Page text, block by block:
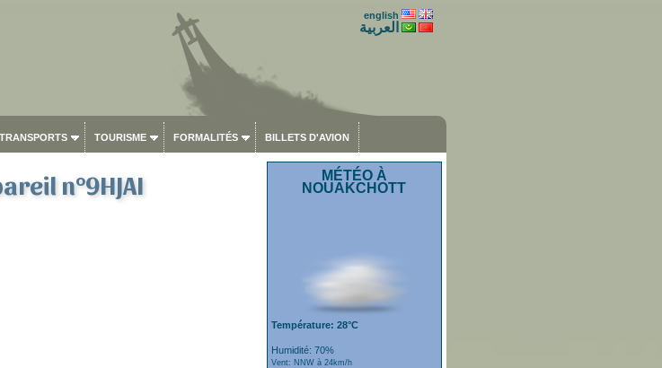
english
العربية
TRANSPORTS TOURISME FORMALITÉS BILLETS D'AVION
n°9HJAI
MÉTÉO À
NOUAKCHOTT
Température: 28°C
Humidité: 70%
Vent: NNW à 24km/h